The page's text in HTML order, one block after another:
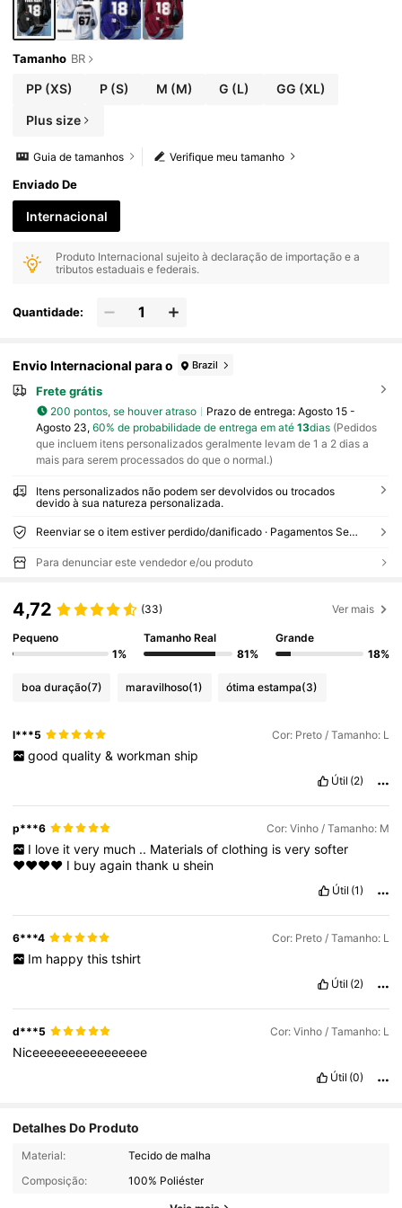
ual Elevado
Tamanho BR
PP(XS) P(S) M (M) G (L) GG (XL)
Plus size
Verifique meu tamanho
Guia de tamanhos
Enviado De
Internacional
Produto Internacional sujeito à declaração de importação e a
tributos estaduais e federais.
Quantidade:
Envio Internacional para o Brazil
Frete grátis
200 pontos, se houver atraso Prazo de entrega: Agosto 15 -
Agosto 23, 60% de probabilidade de entrega em até 13dias(Pedidos
que incluem itens personalizados geralmente levam de 1 a 2 dias a
mais para serem processados do que o normal.)
Itens personalizados não podem ser devolvidos ou trocados
devido à sua natureza personalizada.
Reenviar se o item estiver perdido/danificado · Pagamentos Seguros · Proteção de privacidade
Para denunciar este vendedor e/ou produto
4,72 (33) Ver mais
Pequeno
1%
Tamanho Real
81%
Grande
18%
boa duração(7) maravilhoso(1) ótima estampa(3)
l***5 Cor: Preto / Tamanho: L
good quality & workman ship
Útil (2)
p***6 Cor: Vinho / Tamanho: M
I love it very much .. Materials of clothing is very softer
♥️♥️♥️♥️ I buyagainthank ushein
Útil (1)
6***4 Cor: Preto / Tamanho: L
Im happy this tshirt
Útil (2)
d***5 Cor: Vinho / Tamanho: L
Niceeeeeeeeeeeeeeee
Útil (0)
Detalhes Do Produto
Material:
Tecido de malha
Composição:
100% Poliéster